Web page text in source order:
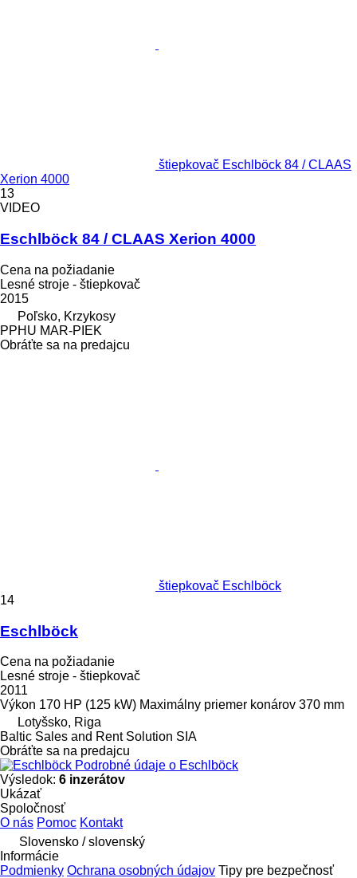
štiepkovač Eschlböck 84 / CLAAS
Xerion 4000
13
VIDEO
Eschlböck 84 / CLAAS Xerion 4000
Cena na požiadanie
Lesné stroje - štiepkovač
2015
Poľsko, Krzykosy
PPHU MAR-PIEK
Obráťte sa na predajcu
štiepkovač Eschlböck
14
Eschlböck
Cena na požiadanie
Lesné stroje - štiepkovač
2011
Výkon 170 HP (125 kW) Maximálny priemer konárov 370 mm
Lotyšsko, Riga
Baltic Sales and Rent Solution SIA
Obráťte sa na predajcu
Podrobné údaje o Eschlböck
Výsledok: 6 inzerátov
Ukázať
Spoločnosť
O nás Pomoc Kontakt
Slovensko / slovenský
Informácie
Podmienky Ochrana osobných údajov Tipy pre bezpečnosť